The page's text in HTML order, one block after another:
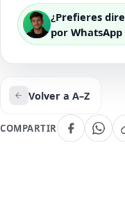
¿Prefieres
por WhatsApp
Volver a A–Z
COMPARTIR